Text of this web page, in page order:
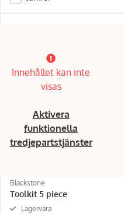
Innehållet kan inte
visas
Aktivera
funktionella
tredjepartstjänster
Blackstone
Toolkit 5 piece
Lagervara